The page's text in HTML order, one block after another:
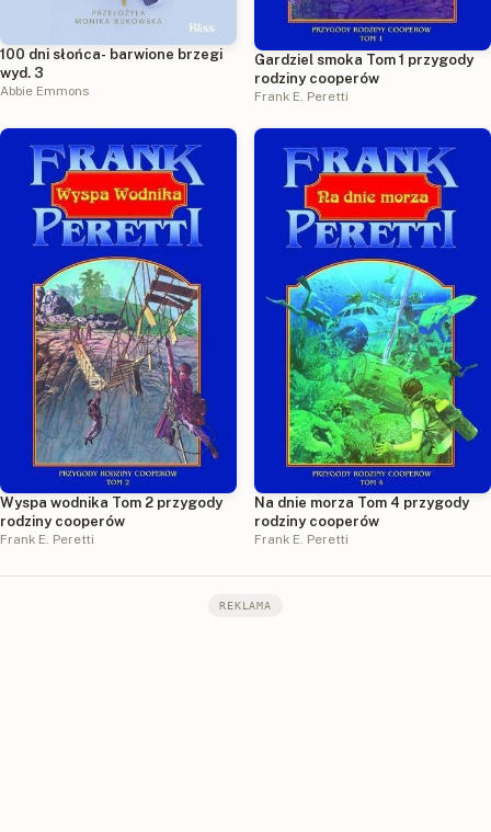
100 dni słońca- barwione brzegi
wyd. 3
Abbie Emmons
Gardziel smoka Tom 1 przygody
rodziny cooperów
Frank E. Peretti
Wyspa wodnika Tom 2 przygody
rodziny cooperów
Frank E. Peretti
Na dnie morza Tom 4 przygody
rodziny cooperów
Frank E. Peretti
REKLAMA